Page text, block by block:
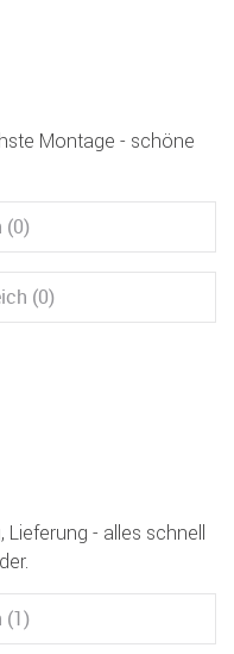
Montage - schöne
(0)
(0)
- alles schnell
(1)